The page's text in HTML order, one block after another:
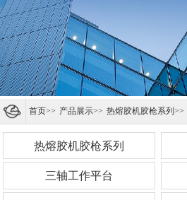
首页>> 产品展示>> 热熔胶机胶枪系列>>
热熔胶机胶枪系列
三轴工作平台